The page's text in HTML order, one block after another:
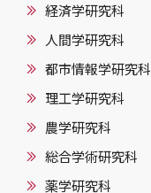
経済学研究科
人間学研究科
都市情報学研究科
理工学研究科
農学研究科
総合学術研究科
薬学研究科